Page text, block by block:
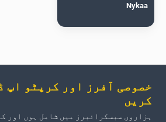
Nykaa
خصوصی آفرز اور کرپٹو اپ
کریں
ہزاروں سبسکرائبرز میں شامل ہوں اور